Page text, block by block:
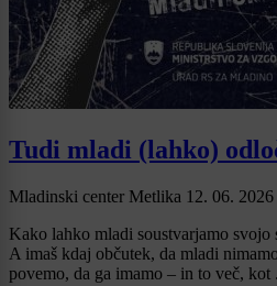
Tudi mladi (lahko)
Mladinski center Metlika 12. 06. 2026
Kako lahko mladi soustvarjamo
A imaš kdaj občutek, da mladi
povemo, da ga imamo – in to več, kot